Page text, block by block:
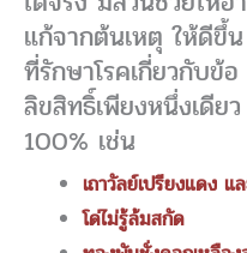
แก้จากต้นเหตุ ให้ดีขึ้
ที่รักษาโรคเกี่ยวกับข้
ลิขสิทธิ์เพียงหนึ่งเดีย
100% เช่น
เถาวัลย์เปรียงแดง แ
โด่ไม่รู้ล้มสกัด